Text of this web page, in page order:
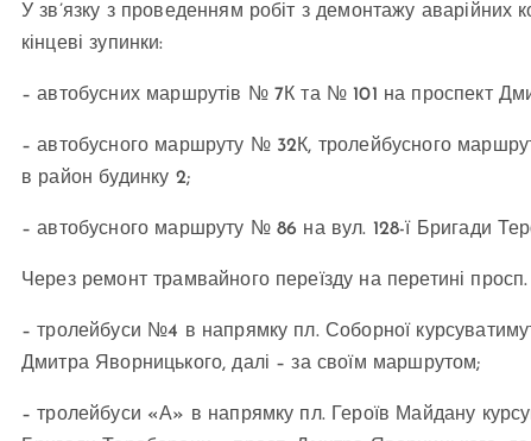
У зв’язку з проведенням робіт з демонтажу аварійних
кінцеві зупинки:
– автобусних маршрутів № 7К та № 101 на проспект
– автобусного маршруту № 32К, тролейбусного
в район будинку 2;
– автобусного маршруту № 86 на вул. 128-ї Бригади
Через ремонт трамвайного переїзду на перетині
– тролейбуси №4 в напрямку пл. Соборної
Дмитра Яворницького, далі – за своїм маршрутом;
– тролейбуси «А» в напрямку пл. Героїв Майдану